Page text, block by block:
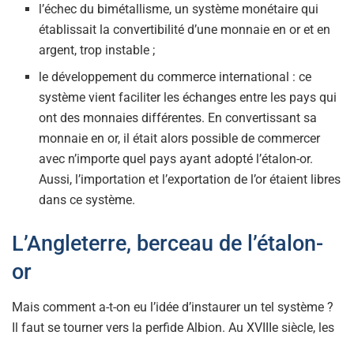
l’échec du bimétallisme, un système monétaire qui
établissait la convertibilité d’une monnaie en or et en
argent, trop instable ;
le développement du commerce international : ce
système vient faciliter les échanges entre les pays qui
ont des monnaies différentes. En convertissant sa
monnaie en or, il était alors possible de commercer
avec n’importe quel pays ayant adopté l’étalon-or.
Aussi, l’importation et l’exportation de l’or étaient libres
dans ce système.
L’Angleterre, berceau de l’étalon-
or
Mais comment a-t-on eu l’idée d’instaurer un tel système ?
Il faut se tourner vers la perfide Albion. Au XVIIIe siècle, les